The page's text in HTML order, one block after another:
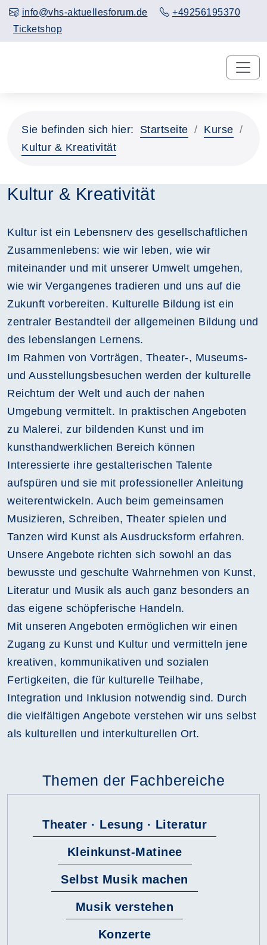
info@vhs-aktuellesforum.de
+49256195370
Ticketshop
Sie befinden sich hier: Startseite
Kurse
Kultur & Kreativität
Kultur & Kreativität
Kultur ist ein Lebensnerv des gesellschaftlichen
Zusammenlebens: wie wir leben, wie wir
miteinander und mit unserer Umwelt umgehen,
wie wir Vergangenes tradieren und uns auf die
Zukunft vorbereiten. Kulturelle Bildung ist ein
zentraler Bestandteil der allgemeinen Bildung und
des lebenslangen Lernens.
Im Rahmen von Vorträgen, Theater-, Museums-
und Ausstellungsbesuchen werden der kulturelle
Reichtum der Welt und auch der nahen
Umgebung vermittelt. In praktischen Angeboten
zu Malerei, zur bildenden Kunst und im
kunsthandwerklichen Bereich können
Interessierte ihre gestalterischen Talente
aufspüren und sie mit professioneller Anleitung
weiterentwickeln. Auch beim gemeinsamen
Musizieren, Schreiben, Theater spielen und
Tanzen wird Kunst als Ausdrucksform erfahren.
Unsere Angebote richten sich sowohl an das
bewusste und geschulte Wahrnehmen von Kunst,
Literatur und Musik als auch ganz besonders an
das eigene schöpferische Handeln.
Mit unseren Angeboten ermöglichen wir einen
Zugang zu Kunst und Kultur und vermitteln jene
kreativen, kommunikativen und sozialen
Fertigkeiten, die für kulturelle Teilhabe,
Integration und Inklusion notwendig sind. Durch
die vielfältigen Angebote verstehen wir uns selbst
als kulturellen und interkulturellen Ort.
Themen der Fachbereiche
Theater · Lesung · Literatur
Kleinkunst-Matinee
Selbst Musik machen
Musik verstehen
Konzerte